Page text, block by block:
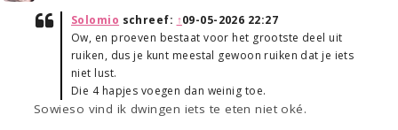
Solomio schreef: ↑09-05-2026 22:27
Ow, en proeven bestaat voor het grootste deel uit
ruiken, dus je kunt meestal gewoon ruiken dat je iets
niet lust.
Die 4 hapjes voegen dan weinig toe.
Sowieso vind ik dwingen iets te eten niet oké.